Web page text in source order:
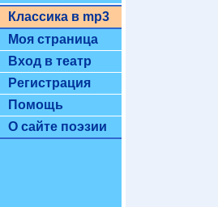
Классика в mp3
Моя страница
Вход в театр
Регистрация
Помощь
О сайте поэзии